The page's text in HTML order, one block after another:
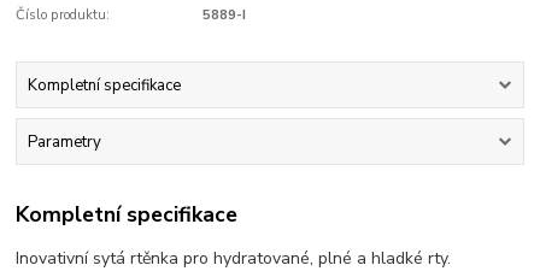
Číslo produktu: 5889-I
Kompletní specifikace
Parametry
Kompletní specifikace
Inovativní sytá rtěnka pro hydratované, plné a hladké rty.